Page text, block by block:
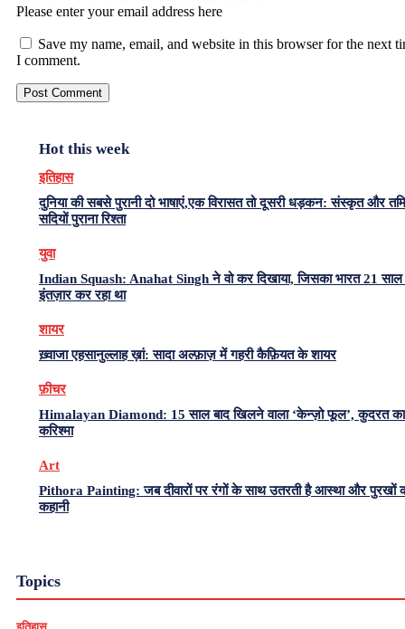
Please enter your email address here
Save my name, email, and website in this browser for the next
I comment.
Hot this week
इतिहास
दुनिया की सबसे पुरानी दो भाषाएं,एक विरासत तो दूसरी धड़कन: संस्कृत और
सदियों पुराना रिश्ता
युवा
Indian Squash: Anahat Singh ने वो कर दिखाया, जिसका भारत 21
इंतज़ार कर रहा था
शायर
ख़्वाजा एहसानुल्लाह ख़ां: सादा अल्फ़ाज़ में गहरी कैफ़ियत के शायर
फ़ीचर
Himalayan Diamond: 15 साल बाद खिलने वाला ‘केन्ज़ो फूल’, कुदरत
करिश्मा
Art
Pithora Painting: जब दीवारों पर रंगों के साथ उतरती है आस्था और पुरखों
कहानी
Topics